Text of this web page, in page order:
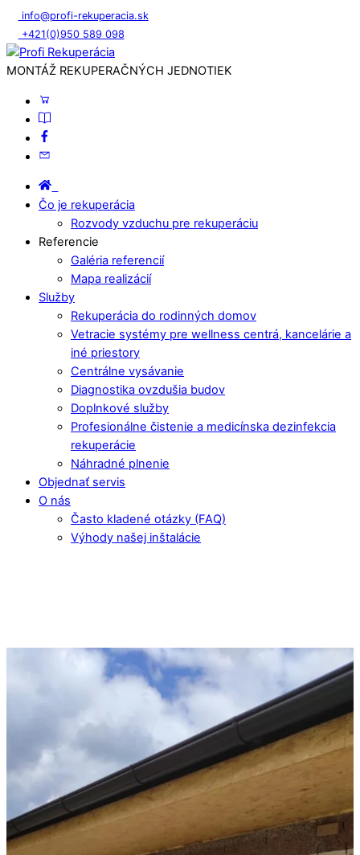
info@profi-rekuperacia.sk
+421(0)950 589 098
MONTÁŽ REKUPERAČNÝCH JEDNOTIEK
Čo je rekuperácia
Rozvody vzduchu pre rekuperáciu
Referencie
Galéria referencií
Mapa realizácií
Služby
Rekuperácia do rodinných domov
Vetracie systémy pre wellness centrá, kancelárie a
iné priestory
Centrálne vysávanie
Diagnostika ovzdušia budov
Doplnkové služby
Profesionálne čistenie a medicínska dezinfekcia
rekuperácie
Náhradné plnenie
Objednať servis
O nás
Často kladené otázky (FAQ)
Výhody našej inštalácie